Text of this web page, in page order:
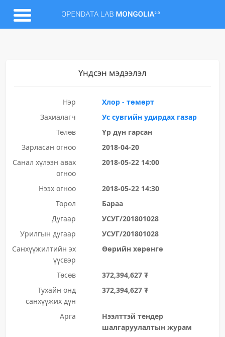
Үндсэн мэдээлэл
Нэр
Хлор - төмөрт
Захиалагч
Ус сувгийн удирдах газар
Төлөв
Үр дүн гарсан
Зарласан огноо
2018-04-20
Санал хүлээн авах
огноо
2018-05-22 14:00
Нээх огноо
2018-05-22 14:30
Төрөл
Бараа
Дугаар
УСУГ/201801028
Урилгын дугаар
УСУГ/201801028
Санхүүжилтийн эх
үүсвэр
Өөрийн хөрөнгө
Төсөв
372,394,627 ₮
Тухайн онд
санхүүжих дүн
372,394,627 ₮
Арга
Нээлттэй тендер
шалгаруулалтын журам